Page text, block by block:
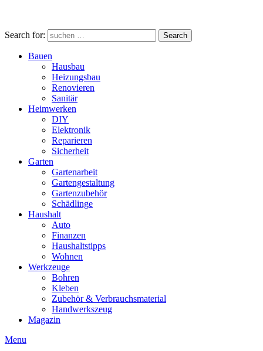
Search for: Search
Bauen
Hausbau
Heizungsbau
Renovieren
Sanitär
Heimwerken
DIY
Elektronik
Reparieren
Sicherheit
Garten
Gartenarbeit
Gartengestaltung
Gartenzubehör
Schädlinge
Haushalt
Auto
Finanzen
Haushaltstipps
Wohnen
Werkzeuge
Bohren
Kleben
Zubehör & Verbrauchsmaterial
Handwerkszeug
Magazin
Menu